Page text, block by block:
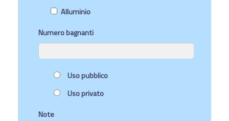
Alluminio
Numero bagnanti
Uso pubblico
Uso privato
Note